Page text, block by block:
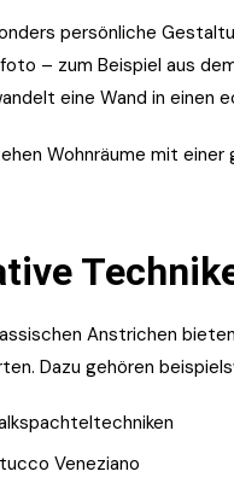
persönliche
– zum Beispiel aus
eine Wand in einen
Wohnräume mit einer
Anstrichen
Dazu gehören
Veneziano